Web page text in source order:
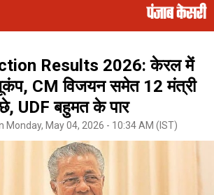
Results 2026: केरल में
CM विजयन समेत 12 मंत्री
UDF बहुमत के पार
Monday, May 04, 2026 - 10:34 AM (IST)